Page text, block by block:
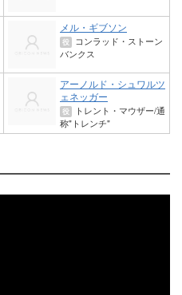
メル・ギブソン
役
コンラッド・ストーン
バンクス
アーノルド・シュワルツ
ェネッガー
役
トレント・マウザー/通
称"トレンチ"